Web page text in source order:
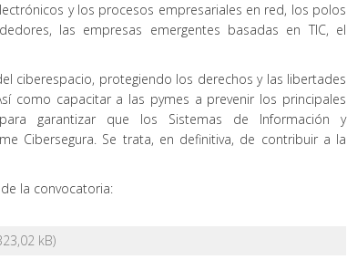
y los procesos empresariales en red, los polos
las empresas emergentes basadas en TIC, el
ciberespacio, protegiendo los derechos y las libertades
como capacitar a las pymes a prevenir los principales
garantizar que los Sistemas de Información y
Cibersegura. Se trata, en definitiva, de contribuir a la
la convocatoria: